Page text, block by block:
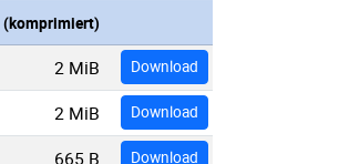
(komprimiert)
2 MiB Download
2 MiB Download
665 B Download